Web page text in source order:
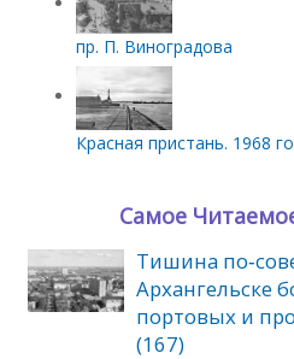
пр. П. Виноградова
Красная пристань. 1968
Самое
Тишина
Архангельске
портовых и
(167)